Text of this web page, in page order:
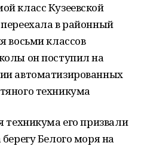
класс Кузеевской
в районный
восьми классов
он поступил на
автоматизированных
техникума
техникума его призвали
Белого моря на